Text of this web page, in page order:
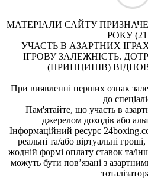
МАТЕРІАЛИ САЙТУ
РОКУ
УЧАСТЬ В АЗАРТНИХ
ІГРОВУ ЗАЛЕЖНІСТЬ.
(ПРИНЦИПІВ)
При виявленні перших ознак
до
Пам'ятайте, що участь в
джерелом доходів або
Інформаційний ресурс
реальні та/або віртуальні
жодній формі оплату ставок та/
можуть бути пов’язані з